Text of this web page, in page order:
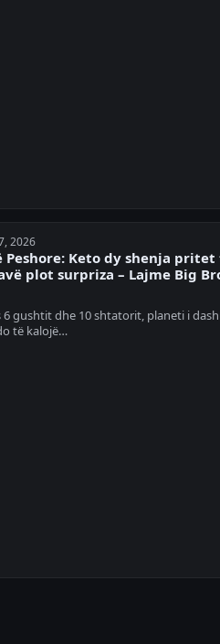
2026
Peshore: Keto dy shenja pritet
plot surpriza – Lajme Big
gushtit dhe 10 shtatorit, planeti i
të kalojë…